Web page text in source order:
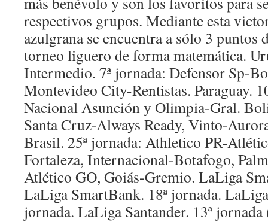
respectivos grupos. Mediante esta
azulgrana se encuentra a sólo 3 puntos
torneo liguero de forma matemática.
Intermedio. 7ª jornada: Defensor Sp-
Montevideo City-Rentistas. Paraguay.
Nacional Asunción y Olimpia-Gral.
Santa Cruz-Always Ready, Vinto-
Brasil. 25ª jornada: Athletico PR-
Fortaleza, Internacional-Botafogo,
Atlético GO, Goiás-Gremio. LaLiga
LaLiga SmartBank. 18ª jornada.
jornada. LaLiga Santander. 13ª